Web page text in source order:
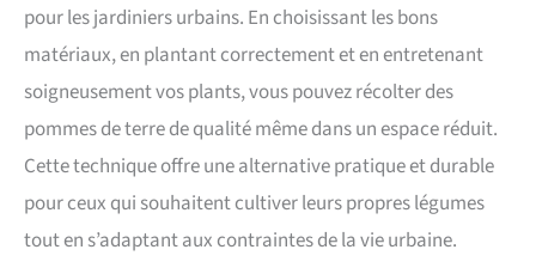
pour les jardiniers urbains. En choisissant les bons
matériaux, en plantant correctement et en entretenant
soigneusement vos plants, vous pouvez récolter des
pommes de terre de qualité même dans un espace réduit.
Cette technique offre une alternative pratique et durable
pour ceux qui souhaitent cultiver leurs propres légumes
tout en s’adaptant aux contraintes de la vie urbaine.